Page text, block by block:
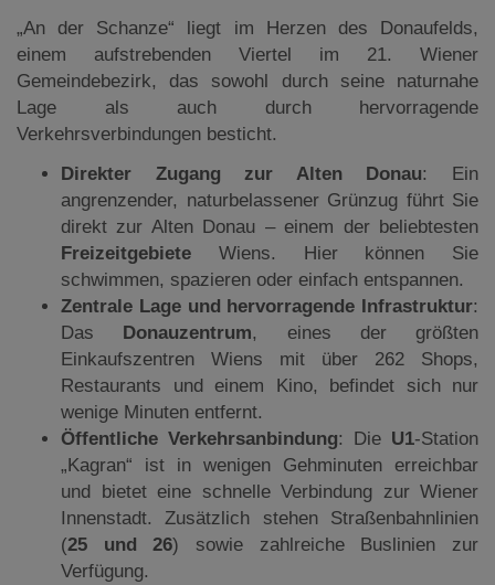
„An der Schanze“ liegt im Herzen des Donaufelds,
einem aufstrebenden Viertel im 21. Wiener
Gemeindebezirk, das sowohl durch seine naturnahe
Lage als auch durch hervorragende
Verkehrsverbindungen besticht.
Direkter Zugang zur Alten Donau: Ein
angrenzender, naturbelassener Grünzug führt Sie
direkt zur Alten Donau – einem der beliebtesten
Freizeitgebiete Wiens. Hier können Sie
schwimmen, spazieren oder einfach entspannen.
Zentrale Lage und hervorragende Infrastruktur:
Das Donauzentrum, eines der größten
Einkaufszentren Wiens mit über 262 Shops,
Restaurants und einem Kino, befindet sich nur
wenige Minuten entfernt.
Öffentliche Verkehrsanbindung: Die U1-Station
„Kagran“ ist in wenigen Gehminuten erreichbar
und bietet eine schnelle Verbindung zur Wiener
Innenstadt. Zusätzlich stehen Straßenbahnlinien
(25 und 26) sowie zahlreiche Buslinien zur
Verfügung.